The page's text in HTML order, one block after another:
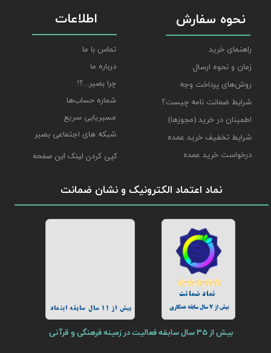
نحوه سفارش
راهنمای خرید
زمان و نحوه ارسال
روش‌های پرداخت وجه
شرایط ضمانت نامه چیست؟
اطمینان در خرید (مجوزها)
شرایط تخفیف خرید عمده
درخواست خرید عمده
نماد اعتماد الکترونیک و نشان ضمانت
بیش از 11 سال سابقه اینماد
بیش از 35 سال سابقه فعالیت در زمینه فرهنگی و قرآنی
بیش از 7 سال سابقه همکاری
اطلاعات
تماس با ما
درباره ما
چرا بصیر...؟!
شماره حساب‌ها
مسیریابی سریع
شبکه های اجتماعی بصیر
کپی کردن لینک این صفحه